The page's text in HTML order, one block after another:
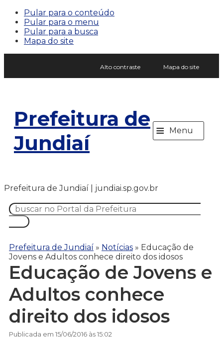
Pular para o conteúdo
Pular para o menu
Pular para a busca
Mapa do site
Alto contraste Mapa do site
Prefeitura de
Jundiaí
≡ Menu
Prefeitura de Jundiaí | jundiai.sp.gov.br
Prefeitura de Jundiaí » Notícias » Educação de
Jovens e Adultos conhece direito dos idosos
Educação de Jovens e
Adultos conhece
direito dos idosos
Publicada em 15/06/2016 às 15:02